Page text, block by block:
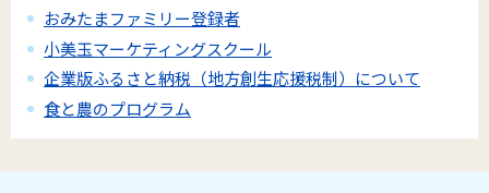
おみたまファミリー登録者
小美玉マーケティングスクール
企業版ふるさと納税（地方創生応援税制）について
食と農のプログラム